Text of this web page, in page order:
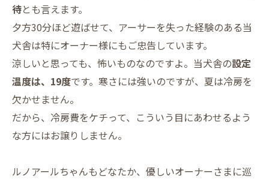
待とも言えます。
夕方30分ほど遊ばせて、アーサーを失った経験のある当
犬舎は特にオーナー様にもご忠告しています。
涼しいと思っても、怖いものなのですよ。当犬舎の設定
温度は、19度です。寒さには強いのですが、夏は冷房を
欠かせません。
だから、冷房費をケチって、こういう目にあわせるよう
な方にはお譲りしません。
ルノアールちゃんもどなたか、優しいオーナーさまに巡